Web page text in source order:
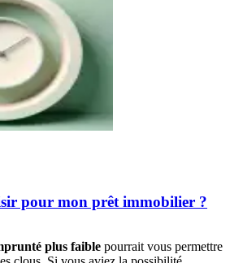
pour mon prêt immobilier ?
plus faible pourrait vous permettre